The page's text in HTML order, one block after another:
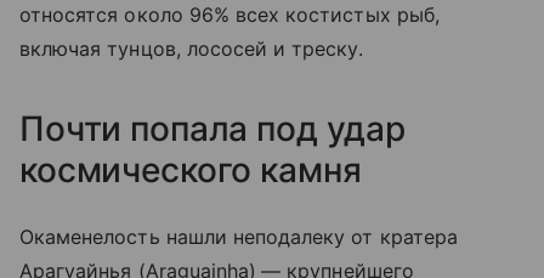
относятся около 96% всех костистых рыб,
включая тунцов, лососей и треску.
Почти попала под удар
космического камня
Окаменелость нашли неподалеку от кратера
Арагуайнья (Araguainha) — крупнейшего